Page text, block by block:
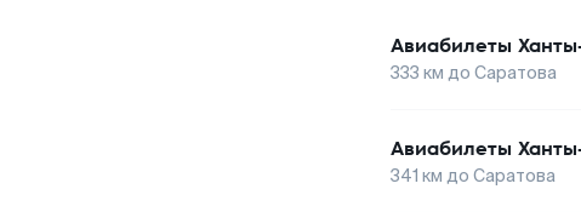
Авиабилеты
333 км до Саратова
Авиабилеты
341 км до Саратова